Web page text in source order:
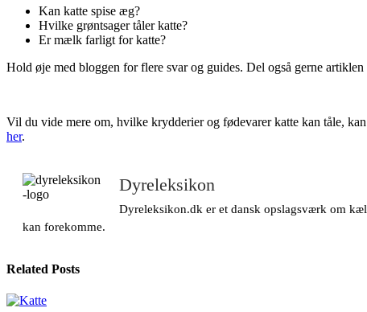
Kan katte spise æg?
Hvilke grøntsager tåler katte?
Er mælk farligt for katte?
Hold øje med bloggen for flere svar og guides. Del også gerne
Vil du vide mere om, hvilke krydderier og fødevarer katte kan tåle,
her.
Dyreleksikon
Dyreleksikon.dk er et dansk opslagsværk om
kan forekomme.
Related Posts